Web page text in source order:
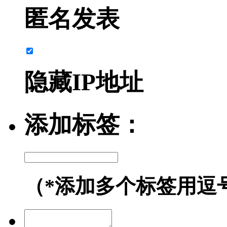
匿名发表
隐藏IP地址
添加标签：
（*添加多个标签用逗